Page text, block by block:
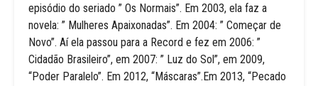
episódio do seriado ” Os Normais”. Em 2003, ela faz a
novela: ” Mulheres Apaixonadas”. Em 2004: ” Começar de
Novo”. Aí ela passou para a Record e fez em 2006: ”
Cidadão Brasileiro”, em 2007: ” Luz do Sol”, em 2009,
“Poder Paralelo”. Em 2012, “Máscaras”.Em 2013, “Pecado